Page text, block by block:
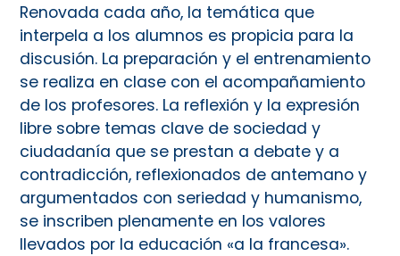
Renovada cada año, la temática que
interpela a los alumnos es propicia para la
discusión. La preparación y el entrenamiento
se realiza en clase con el acompañamiento
de los profesores. La reflexión y la expresión
libre sobre temas clave de sociedad y
ciudadanía que se prestan a debate y a
contradicción, reflexionados de antemano y
argumentados con seriedad y humanismo,
se inscriben plenamente en los valores
llevados por la educación «a la francesa».